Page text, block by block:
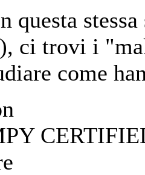
questa
ci trovi i
come